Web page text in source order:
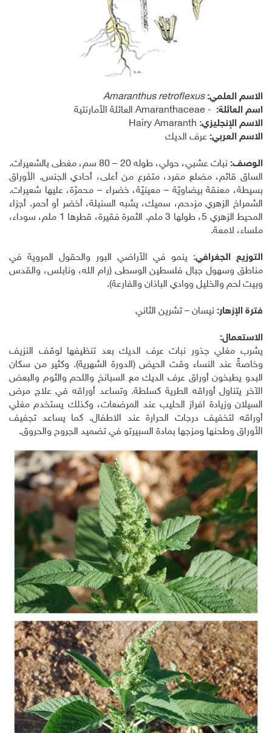
الاسم العلمي: Amaranthus retroflexus
اسم العائلة: Amaranthaceae - العائلة الأمارنتية
الاسم الإنجليزي:
Hairy Amaranth
الاسم العربي: عرف الديك
الوصف:
نبات عشبي، حولي، طوله 20 – 80 سم، مغطى بالشعيرات.
الساق قائم، مضلع مفرد، متفرع من أعلى، أحادي الجنس. الأوراق
بسيطة، معنقة بيضاويّة – معينيّة، خضراء – محمرّة، عليها شعيرات.
الشمراخ الزهري مزدحم، سميك، يشبه السنبلة، أخضر أو أحمر. أجزاء
المحيط الزهري 5، طولها 3 ملم. الثمرة فقيرة، قطرها 1 ملم، سوداء،
ملساء، لامعة.
التوزيع الجغرافي: ينمو في الأراضي البور والحقول المروية في
مناطق وسهول جبال فلسطين الوسطى (رام الله، ونابلس، والقدس
وبيت لحم والخليل ووادي الباذان والفارعة).
فترة الإزهار: نيسان – تشرين الثاني
الاستعمال:
يشرب مغلي جذور نبات عرف الديك بعد تنظيفها لوقف النزيف
وخاصةً عند النساء وقت الحيض (الدورة الشهرية). وكثير من سكان
البدو يطبخون أوراق عرف الديك مع السبانخ واللحم والثوم والبعض
الآخر يتناول أوراقه الطرية كسلطة. وتساعد أوراقه في علاج مرض
السيلان وزيادة افراز الحليب عند المرضعات، وكذلك يستخدم مغلي
أوراقه لتخفيف درجات الحرارة عند الاطفال. كما يساعد تجفيف
الأوراق وطحنها ومزجها بمادة السبيرتو في تضميد الجروح والحروق.